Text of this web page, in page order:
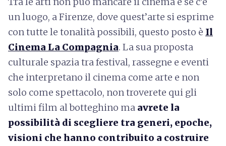
un luogo, a Firenze, dove quest’arte si esprime
con tutte le tonalità possibili, questo posto è Il
Cinema La Compagnia. La sua proposta
culturale spazia tra festival, rassegne e eventi
che interpretano il cinema come arte e non
solo come spettacolo, non troverete qui gli
ultimi film al botteghino ma avrete la
possibilità di scegliere tra generi, epoche,
visioni che hanno contribuito a costruire